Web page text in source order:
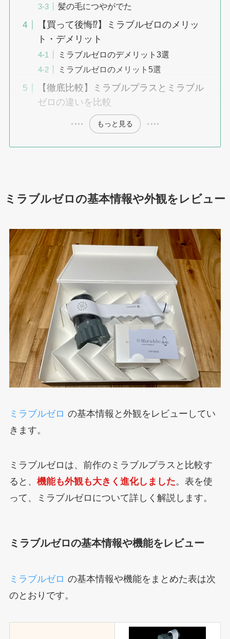
髪の毛につやがでた
【買って後悔⁉︎】ミラブルゼロのメリッ
ト・デメリット
ミラブルゼロのデメリット3選
ミラブルゼロのメリット5選
【徹底比較】ミラブルプラスとミラブル
ゼロの違いを比較
もっと見る
ミラブルゼロの基本情報や外観をレビュー
ミラブルゼロ の基本情報と外観をレビューしてい
きます。
ミラブルゼロは、前作のミラブルプラスと比較す
ると、 機能も外観も大きく進化しました。表を使
って、ミラブルゼロについて詳しく解説します。
ミラブルゼロの基本情報や機能をレビュー
ミラブルゼロ の基本情報や機能をまとめた表は次
のとおりです。